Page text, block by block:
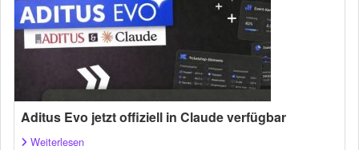
Aditus Evo jetzt offiziell in Claude verfügbar
Weiterlesen